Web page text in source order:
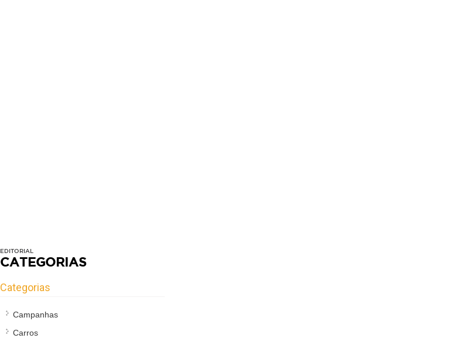
EDITORIAL
CATEGORIAS
Categorias
Campanhas
Carros